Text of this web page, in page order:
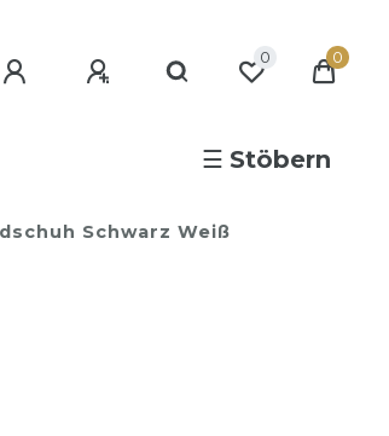
0
0
☰ Stöbern
Schwarz Weiß